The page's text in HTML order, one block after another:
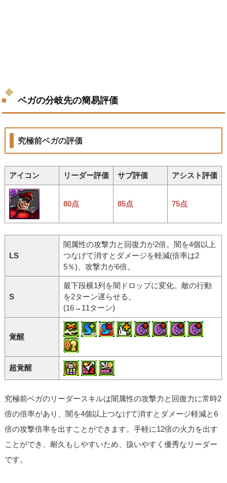
ベガの分岐先の簡易評価
究極前ベガの評価
アイコン リーダー評価 サブ評価 アシスト評価
80点 85点 75点
LS
闇属性の攻撃力と回復力が2倍。闇を4個以上
つなげて消すとダメージを軽減(倍率は2
5％)、攻撃力が6倍。
S
最下段横1列を闇ドロップに変化。敵の行動
を2ターン遅らせる。
(16→11ターン)
覚醒
超覚醒
究極前ベガのリーダースキルは闇属性の攻撃力と回復力に常時2
倍の倍率があり、闇を4個以上つなげて消すとダメージ軽減と6
倍の攻撃倍率を出すことができます。手軽に12倍の火力を出す
ことができ、耐久もしやすいため、扱いやすく優秀なリーダー
です。